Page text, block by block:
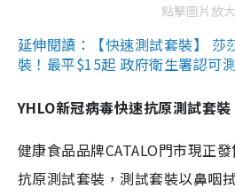
點擊圖片放大
延伸閱讀：【快速測試套裝】 莎
裝！最平$15起 政府衛生署認可
YHLO新冠病毒快速抗原測試套裝
健康食品品牌CATALO門市現正
抗原測試套裝，測試套裝以鼻咽